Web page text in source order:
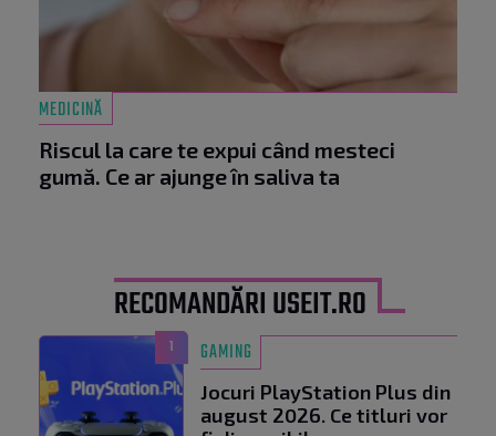
MEDICINĂ
Riscul la care te expui când mesteci
gumă. Ce ar ajunge în saliva ta
RECOMANDĂRI USEIT.RO
1 GAMING
Jocuri PlayStation Plus din
august 2026. Ce titluri vor